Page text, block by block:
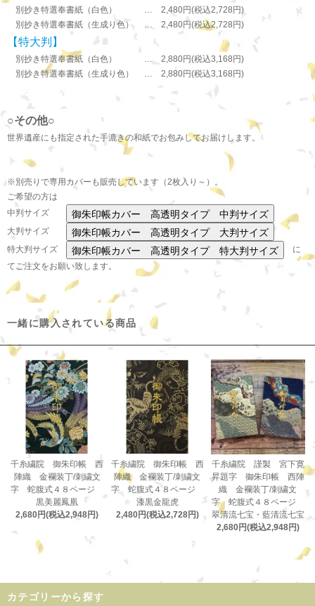
別抄き特選奉書紙（白色） … 2,480円(税込2,728円)
別抄き特選奉書紙（生成り色） … 2,480円(税込2,728円)
【特大判】
別抄き特選奉書紙（白色） … 2,880円(税込3,168円)
別抄き特選奉書紙（生成り色） … 2,880円(税込3,168円)
○その他○
世界遺産にも指定された手漉きの和紙でお包みしてお届けします。
※別売りで専用カバーも販売しています（2枚入り～）。
ご希望の方は
中判サイズ
大判サイズ
特大判サイズ
に
てご注文をお願い致します。
一緒に購入されている商品
千糸繍院 御朱印帳 西
陣織 金襴装丁/刺繍文
字 蛇腹式４８ページ
黒美麗鳳凰
2,680円(税込2,948円)
千糸繍院 御朱印帳 西
陣織 金襴装丁/刺繍文
字 蛇腹式４８ページ
漆黒金龍虎
2,480円(税込2,728円)
千糸繍院 謹製 宮下寛
昇題字 御朱印帳 西陣
織 金襴装丁/刺繍文
字 蛇腹式４８ページ
翠清流七宝・藍清流七宝
2,680円(税込2,948円)
カテゴリーから探す